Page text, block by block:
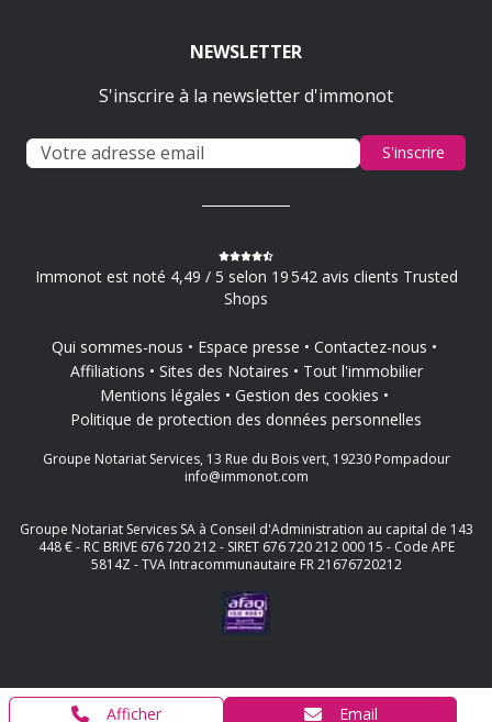
Afficher Email
NEWSLETTER
S'inscrire à la newsletter d'immonot
S'inscrire
Immonot est noté 4,49 / 5 selon 19 542 avis clients Trusted
Shops
Qui sommes-nous Espace presse
Contactez-nous
Affiliations
Sites des Notaires
Tout l'immobilier
Mentions légales
Gestion des cookies
Politique de protection des données personnelles
Groupe Notariat Services, 13 Rue du Bois vert, 19230 Pompadour
info@immonot.com
Groupe Notariat Services SA à Conseil d'Administration au capital de 143
448 € - RC BRIVE 676 720 212 - SIRET 676 720 212 000 15 - Code APE
5814Z - TVA Intracommunautaire FR 21676720212